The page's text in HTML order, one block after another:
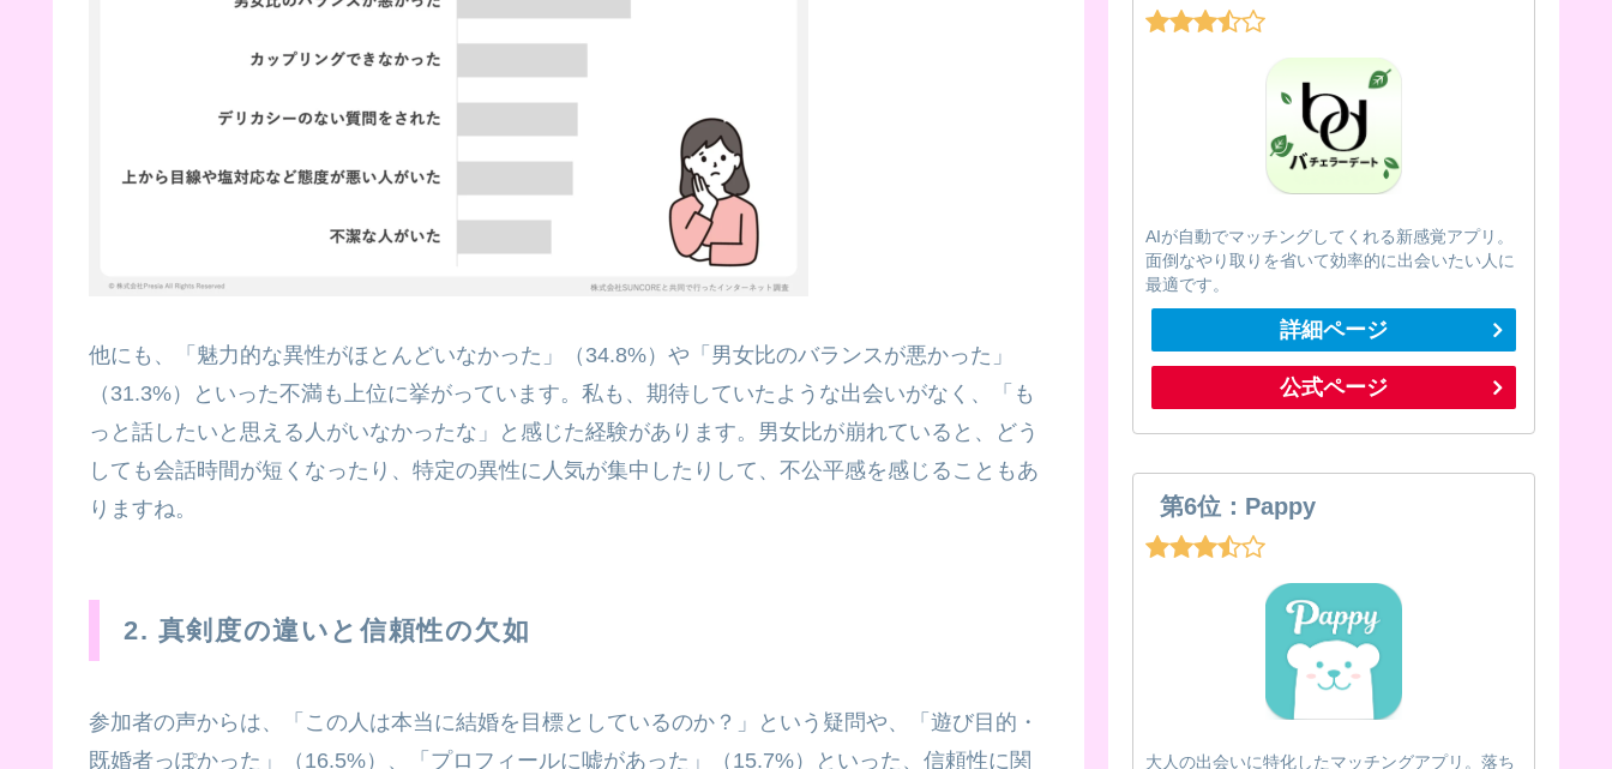
他にも、「魅力的な異性がほとんどいなかった」（34.8%）や「男女比のバランスが悪かった」
（31.3%）といった不満も上位に挙がっています。私も、期待していたような出会いがなく、「も
っと話したいと思える人がいなかったな」と感じた経験があります。男女比が崩れていると、どう
しても会話時間が短くなったり、特定の異性に人気が集中したりして、不公平感を感じることもあ
りますね。
2. 真剣度の違いと信頼性の欠如
参加者の声からは、「この人は本当に結婚を目標としているのか？」という疑問や、「遊び目的・
既婚者っぽかった」（16.5%）、「プロフィールに嘘があった」（15.7%）といった、信頼性に関
AIが自動でマッチングしてくれる新感覚アプリ。
面倒なやり取りを省いて効率的に出会いたい人に
最適です。
詳細ページ
公式ページ
第6位：Pappy
大人の出会いに特化したマッチングアプリ。落ち